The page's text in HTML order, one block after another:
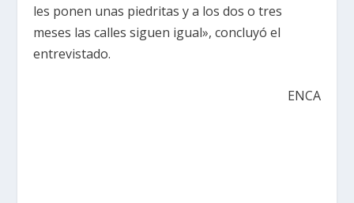
les ponen unas piedritas y a los dos o tres
meses las calles siguen igual», concluyó el
entrevistado.
ENCA